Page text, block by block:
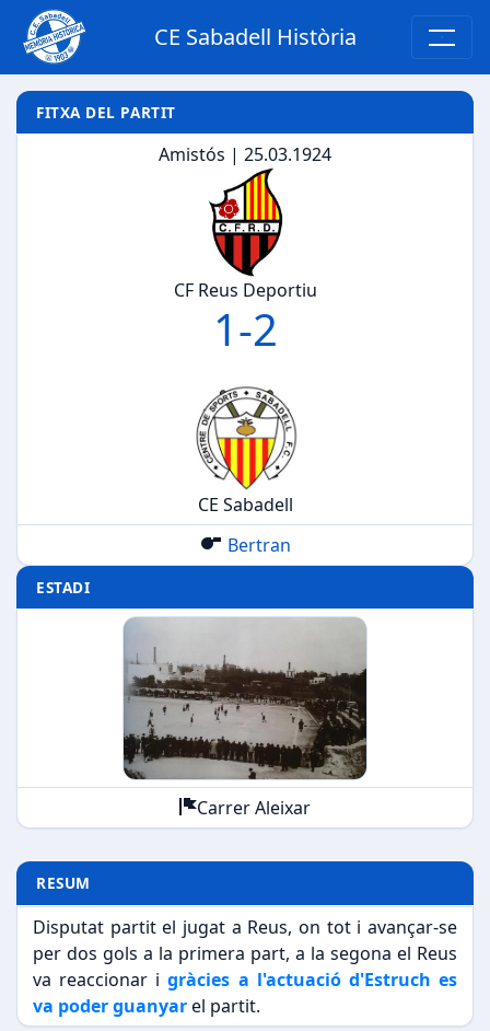
CE Sabadell Història
FITXA DEL PARTIT
Amistós | 25.03.1924
CF Reus Deportiu
1-2
CE Sabadell
Bertran
ESTADI
Carrer Aleixar
RESUM
Disputat partit el jugat a Reus, on tot i avançar-se
per dos gols a la primera part, a la segona el Reus
va reaccionar igràcies a l'actuació d'Estruch es
va poder guanyarel partit.